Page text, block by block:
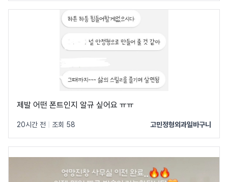
제발 어떤 폰트인지 알규 싶어요 ㅠㅠ
20시간 전 조회 58 고민정형외과일바구니